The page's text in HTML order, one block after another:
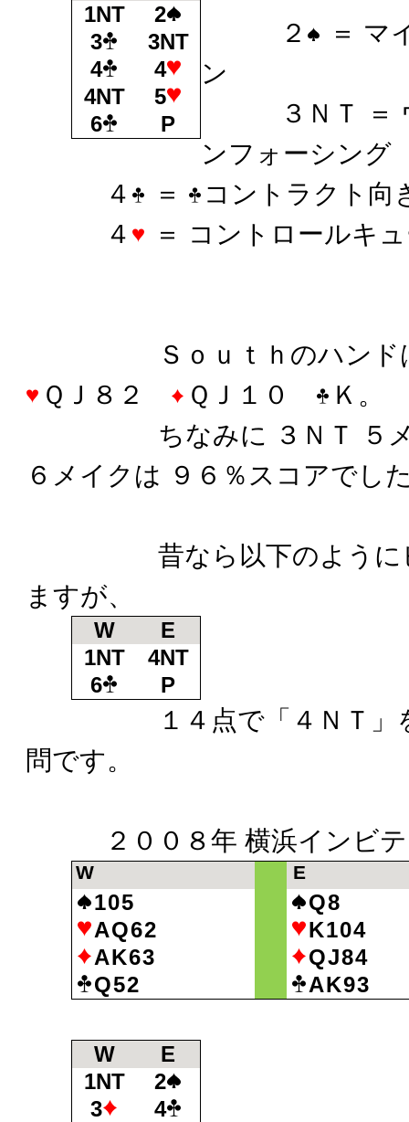
1NT
2
3
3NT
4
4
4NT
5
6
P
２
＝ マ
ン
３ＮＴ ＝ ウ
ンフォーシング
４
＝
コントラクト向
４
＝ コントロールキ
Ｓｏｕｔｈのハンド
ＱＪ８２
ＱＪ１０
Ｋ。
ちなみに ３ＮＴ ５メイ
６メイクは ９６％スコアでし
昔なら以下のようにビ
ますが、
W
E
1NT
4NT
6
P
１４点で「４ＮＴ」を
問です。
２００８年 横浜インビテ
W
105
AQ62
AK63
Q52
E
Q8
K104
QJ84
AK93
W
E
1NT
2
3
4